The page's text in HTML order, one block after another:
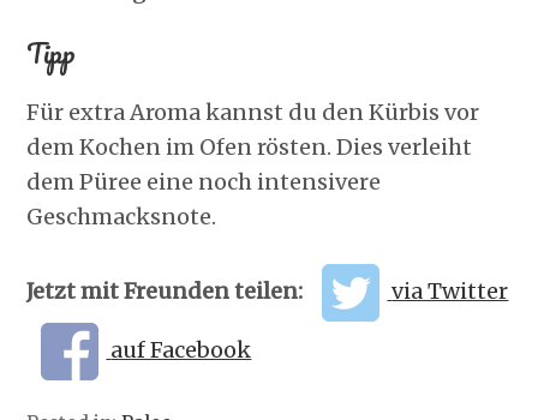
Tipp
Für extra Aroma kannst du den Kürbis vor
dem Kochen im Ofen rösten. Dies verleiht
dem Püree eine noch intensivere
Geschmacksnote.
Jetzt mit Freunden teilen: via Twitter
auf Facebook